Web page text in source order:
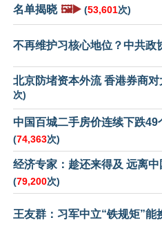
名单揭晓 🖼️▶️ (53,601次)
不再维护习核心地位？中共政
北京防堵资本外流 香港券商
次)
中国百城二手房价连续下跌49
(74,363次)
经济专家：趁还来得及 远离中
(79,200次)
王友群：习军中立“铁规矩”能